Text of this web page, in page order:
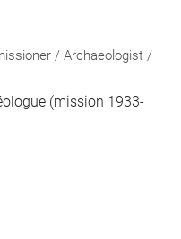
/ Archaeologist /
(mission 1933-